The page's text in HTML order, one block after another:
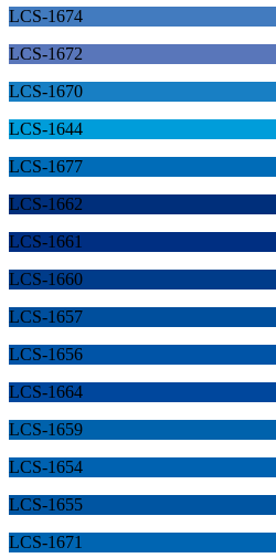
LCS-1674
LCS-1672
LCS-1670
LCS-1644
LCS-1677
LCS-1662
LCS-1661
LCS-1660
LCS-1657
LCS-1656
LCS-1664
LCS-1659
LCS-1654
LCS-1655
LCS-1671